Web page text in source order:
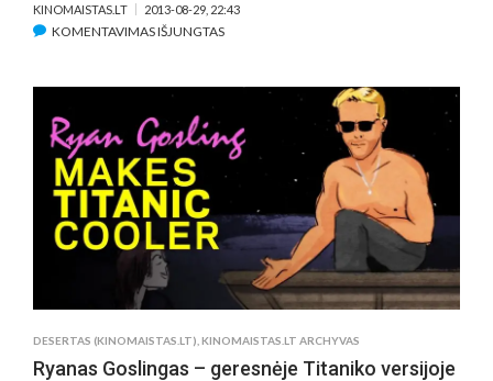
KINOMAISTAS.LT 2013-08-29, 22:43
KOMENTAVIMAS IŠJUNGTASĮRAŠE
ŽUANAS
DON
DESERTAS (KINOMAISTAS.LT) KINOMAISTAS.LT ARCHYVAS
Ryanas Goslingas – geresnėje Titaniko versijoje